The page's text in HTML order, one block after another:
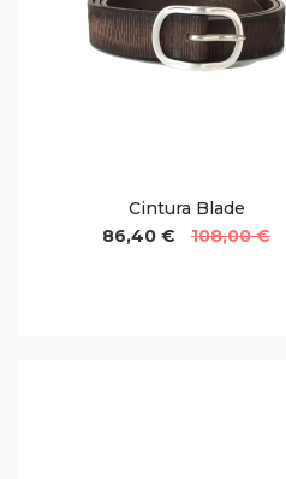
Cintura Blade
86,40 €
108,00 €